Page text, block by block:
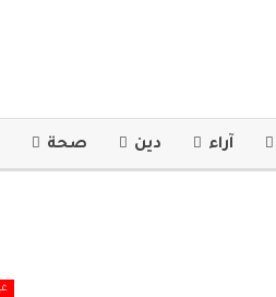
آراء دين صحة